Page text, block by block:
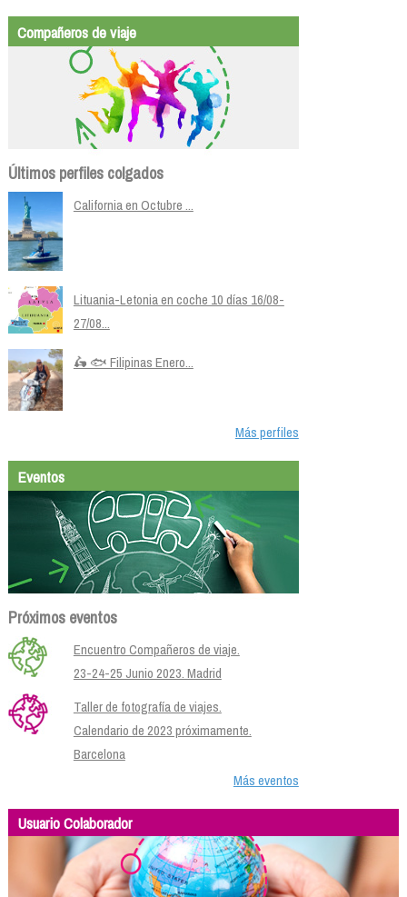
Compañeros de viaje
Últimos perfiles colgados
California en Octubre ...
Lituania-Letonia en coche 10 días 16/08-
27/08...
🛵 🐟 Filipinas Enero...
Más perfiles
Eventos
Próximos eventos
Encuentro Compañeros de viaje.
23-24-25 Junio 2023. Madrid
Taller de fotografía de viajes.
Calendario de 2023 próximamente.
Barcelona
Más eventos
Usuario Colaborador